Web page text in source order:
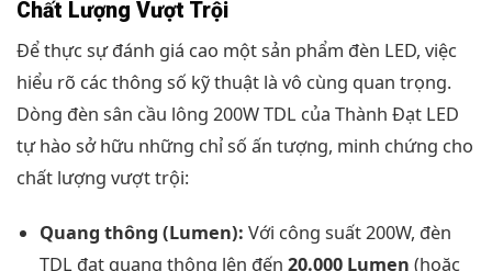
Chất Lượng Vượt Trội
Để thực sự đánh giá cao một sản phẩm đèn LED, việc
hiểu rõ các thông số kỹ thuật là vô cùng quan trọng.
Dòng đèn sân cầu lông 200W TDL của Thành Đạt LED
tự hào sở hữu những chỉ số ấn tượng, minh chứng cho
chất lượng vượt trội:
Quang thông (Lumen): Với công suất 200W, đèn
TDL đạt quang thông lên đến20.000 Lumen (hoặc